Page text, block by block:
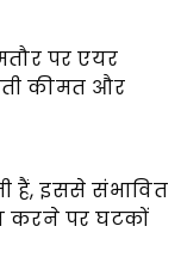
पर एयर
कीमत और
हैं, इससे संभावित
करने पर घटकों